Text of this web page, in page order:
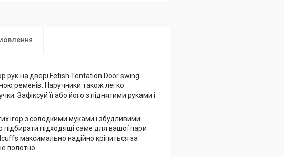
рук на двері Fetish Tentation Door swing
ременів. Наручники також легко
Зафіксуй її або його з піднятими руками і
ігор з солодкими муками і збудливими
підходящі саме для вашої пари
максимально надійно кріпиться за
полотно.